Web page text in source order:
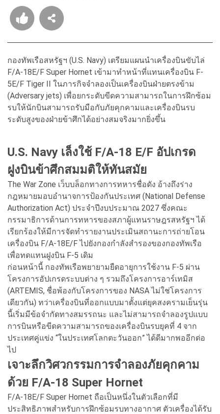
กองทัพเรือสหรัฐฯ (U.S. Navy) เตรียมแผนนำเครื่องบินขับไล่
F/A-18E/F Super Hornet เข้ามาทำหน้าที่แทนเครื่องบิน F-
5E/F Tiger II ในภารกิจจำลองเป็นเครื่องบินฝ่ายตรงข้าม
(Adversary jets) เพื่อยกระดับขีดความสามารถในการฝึกซ้อม
รบให้นักบินสามารถรับมือกับภัยคุกคามและเครื่องบินรบ
ระดับสูงของฝ่ายข้าศึกได้อย่างสมจริงมากยิ่งขึ้น
U.S. Navy เล็งใช้ F/A-18 E/F อัปเกรด
ฝูงบินข้าศึกสมมติให้ทันสมัย
The War Zone เว็บบล็อกทางการทหารชื่อดัง อ้างถึงร่าง
กฎหมายมอบอำนาจการป้องกันประเทศ (National Defense
Authorization Act) ประจำปีงบประมาณ 2027 ซึ่งคณะ
กรรมาธิการด้านการทหารของสภาผู้แทนราษฎรสหรัฐฯ ได้
เรียกร้องให้มีการจัดทำรายงานประเมินสถานะการถ่ายโอน
เครื่องบิน F/A-18E/F ไปยังกองกำลังสำรองของกองทัพเรือ
เพื่อทดแทนฝูงบิน F-5 เดิม
ก่อนหน้านี้ กองทัพเรือพยายามยืดอายุการใช้งาน F-5 ผ่าน
โครงการอัปเกรดระบบต่าง ๆ รวมถึงโครงการอาร์เทมิส
(ARTEMIS, ชื่อพ้องกับโครงการของ NASA ไม่ใช่โครงการ
เดียวกัน) ทว่าเครื่องบินที่ออกแบบมาตั้งแต่ยุคสงครามเย็นรุ่น
นี้เริ่มมีข้อจำกัดทางสมรรถนะ และไม่สามารถจำลองรูปแบบ
การบินหรือขีดความสามารถของเครื่องบินรบยุคที่ 4 จาก
ประเทศคู่แข่ง “ในประเทศโลกตะวันออก” ได้ดีมากพออีกต่อ
ไป
เจาะลึกวิศวกรรมการจำลองภัยคุกคาม
ด้วย F/A-18 Super Hornet
F/A-18E/F Super Hornet ถือเป็นหนึ่งในตัวเลือกที่มี
ประสิทธิภาพสำหรับการฝึกซ้อมรบทางอากาศ ตัวเครื่องได้รับ